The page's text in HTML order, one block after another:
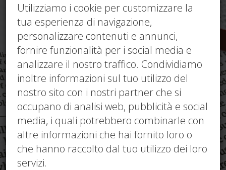
Circolari
Utilizziamo i cookie per customizzare la
tua esperienza di navigazione,
personalizzare contenuti e annunci,
fornire funzionalità per i social media e
analizzare il nostro traffico. Condividiamo
inoltre informazioni sul tuo utilizzo del
nostro sito con i nostri partner che si
occupano di analisi web, pubblicità e social
media, i quali potrebbero combinarle con
altre informazioni che hai fornito loro o
che hanno raccolto dal tuo utilizzo dei loro
servizi.